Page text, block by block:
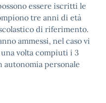
essere iscritti le
tre anni di età
di riferimento.
ammessi, nel caso vi
volta compiuti i 3
autonomia personale